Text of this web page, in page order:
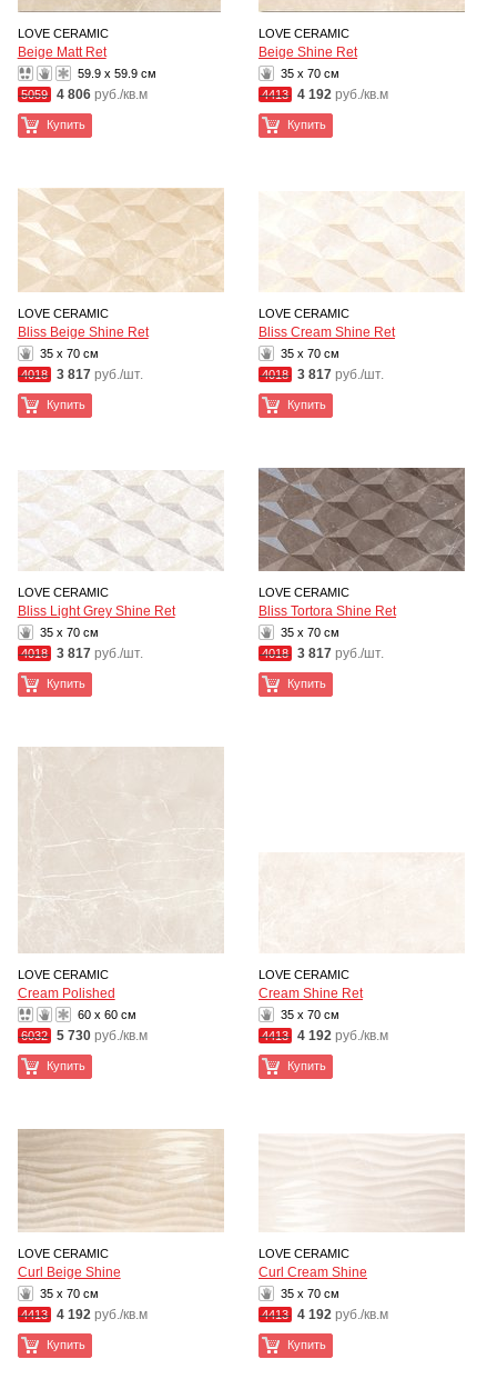
LOVE CERAMIC
Beige Matt Ret
59.9 x 59.9 см
5059 4 806 руб./кв.м
Купить
LOVE CERAMIC
Beige Shine Ret
35 x 70 см
4413 4 192 руб./кв.м
Купить
LOVE CERAMIC
Bliss Beige Shine Ret
35 x 70 см
4018 3 817 руб./шт.
Купить
LOVE CERAMIC
Bliss Cream Shine Ret
35 x 70 см
4018 3 817 руб./шт.
Купить
LOVE CERAMIC
Bliss Light Grey Shine Ret
35 x 70 см
4018 3 817 руб./шт.
Купить
LOVE CERAMIC
Bliss Tortora Shine Ret
35 x 70 см
4018 3 817 руб./шт.
Купить
LOVE CERAMIC
Cream Polished
60 x 60 см
6032 5 730 руб./кв.м
Купить
LOVE CERAMIC
Cream Shine Ret
35 x 70 см
4413 4 192 руб./кв.м
Купить
LOVE CERAMIC
Curl Beige Shine
35 x 70 см
4413 4 192 руб./кв.м
Купить
LOVE CERAMIC
Curl Cream Shine
35 x 70 см
4413 4 192 руб./кв.м
Купить